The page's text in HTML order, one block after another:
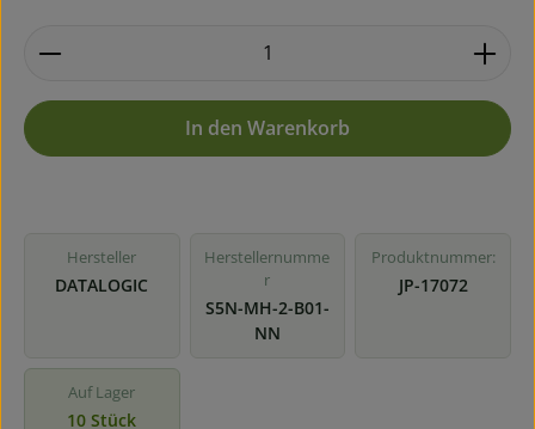
Produkt Anzahl: Gib den gewünschten Wert ein
In den Warenkorb
Hersteller
DATALOGIC
Herstellernumme
r
S5N-MH-2-B01-
NN
Produktnummer:
JP-17072
Auf Lager
10 Stück